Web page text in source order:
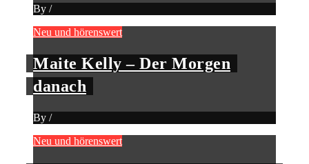
By /
Neu und hörenswert
Maite Kelly – Der Morgen
danach
By /
Neu und hörenswert